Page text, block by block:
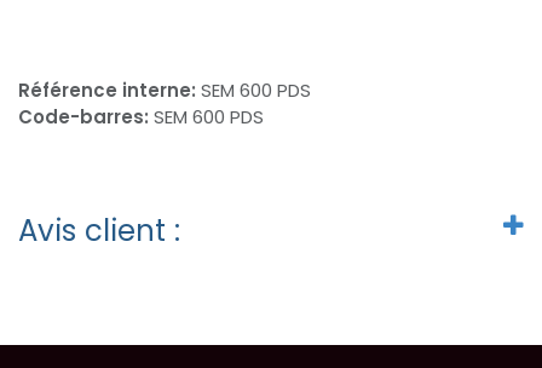
Référence interne: SEM 600 PDS
Code-barres: SEM 600 PDS
Avis client :